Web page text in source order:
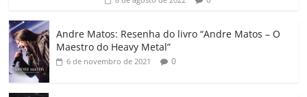
o
Andre Matos: Resenha do livro “Andre Matos – O
Maestro do Heavy Metal”
6 de novembro de 2021 0